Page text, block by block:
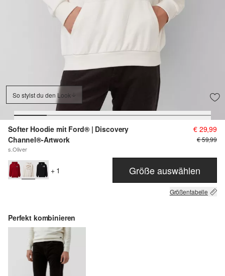
So stylst du den Look
Softer Hoodie mit Ford® | Discovery
Channel®-Artwork
s.Oliver
€ 29,99
€ 59,99
+ 1 Größe auswählen
Größentabelle
Perfekt kombinieren